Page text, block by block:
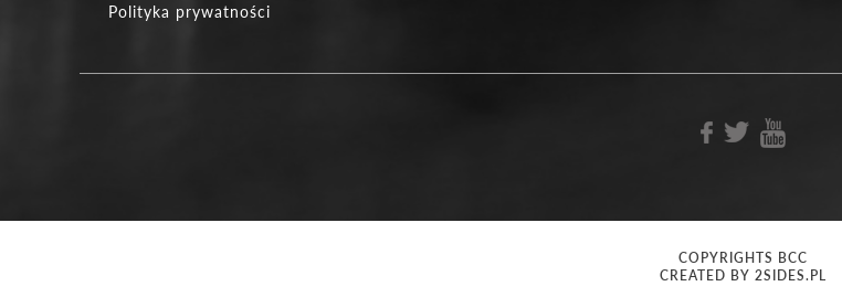
Polityka prywatności
COPYRIGHTS BCC
CREATED BY 2SIDES.PL